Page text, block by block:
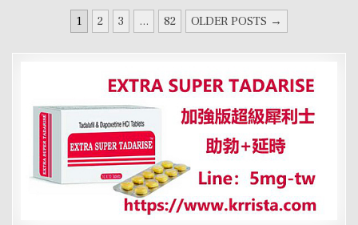
技
讓
男
急
耐
1 2 3 ... 82 OLDER POSTS →